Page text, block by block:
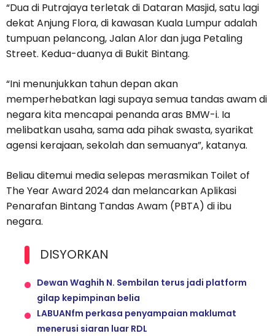
“Dua di Putrajaya terletak di Dataran Masjid, satu lagi
dekat Anjung Flora, di kawasan Kuala Lumpur adalah
tumpuan pelancong, Jalan Alor dan juga Petaling
Street. Kedua-duanya di Bukit Bintang.
“Ini menunjukkan tahun depan akan
memperhebatkan lagi supaya semua tandas awam di
negara kita mencapai penanda aras BMW-i. Ia
melibatkan usaha, sama ada pihak swasta, syarikat
agensi kerajaan, sekolah dan semuanya”, katanya.
Beliau ditemui media selepas merasmikan Toilet of
The Year Award 2024 dan melancarkan Aplikasi
Penarafan Bintang Tandas Awam (PBTA) di ibu
negara.
DISYORKAN
Dewan Waghih N. Sembilan terus jadi platform
gilap kepimpinan belia
LABUANfm perkasa penyampaian maklumat
menerusi siaran luar RDL